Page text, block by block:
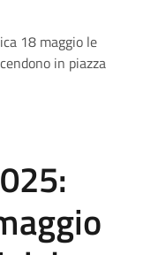
18 maggio le
in piazza